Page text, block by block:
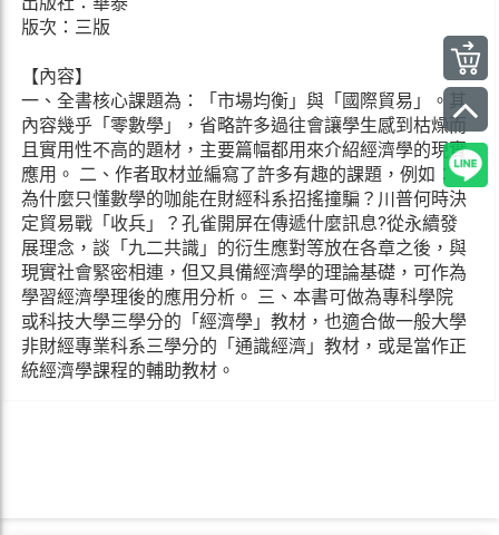
版次：三版
【內容】
一、全書核心課題為：「市場均衡」與「國際貿易」。其
內容幾乎「零數學」，省略許多過往會讓學生感到枯燥而
且實用性不高的題材，主要篇幅都用來介紹經濟學的現實
應用。 二、作者取材並編寫了許多有趣的課題，例如：
為什麼只懂數學的咖能在財經科系招搖撞騙？川普何時決
定貿易戰「收兵」？孔雀開屏在傳遞什麼訊息?從永續發
展理念，談「九二共識」的衍生應對等放在各章之後，與
現實社會緊密相連，但又具備經濟學的理論基礎，可作為
學習經濟學理後的應用分析。 三、本書可做為專科學院
或科技大學三學分的「經濟學」教材，也適合做一般大學
非財經專業科系三學分的「通識經濟」教材，或是當作正
統經濟學課程的輔助教材。